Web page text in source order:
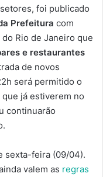
foi publicado
Prefeitura com
Rio de Janeiro que
e restaurantes
de novos
será permitido o
já estiverem no
continuarão
sexta-feira (09/04).
valem as regras